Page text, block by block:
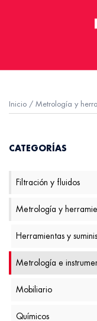
content
Inicio / Metrología y
CATEGORÍAS
Filtración y fluidos
Metrología y
Herramientas y
Metrología e
Mobiliario
Químicos